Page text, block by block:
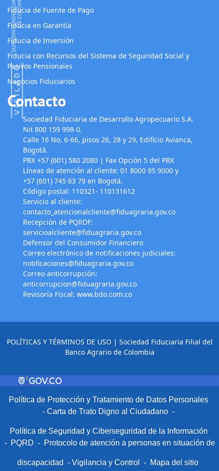
Fiducia de Fuente de Pago
Fiducia en Garantía
Fiducia de Inversión
Fiducia con Recursos del Sistema de Seguridad Social y
Pasivos Pensionales
Negocios Fiduciarios
Contacto
Sociedad Fiduciaria de Desarrollo Agropecuario S.A.
Nit 800 159 998-0.
Calle 16 No. 6-66, pisos 26, 28 y 29, Edificio Avianca,
Bogotá.
PBX +57 (601) 580 2080 | Fax Opción 5 del PBX
Líneas de atención al cliente: 01 8000 95 9000 y
+57 (601) 745 63 79 en Bogotá.
Código postal: 110321- 110131612
Servicio al cliente:
contacto_atencionalcliente@fiduagraria.gov.co
Recepción de PQRDF:
servicioalcliente@fiduagraria.gov.co
Defensor del Consumidor Financiero
Correo electrónico de notificaciones judiciales:
notificaciones@fiduagraria.gov.co
Correo anticorrupción:
anticorrupcion@fiduagraria.gov.co
Revisoría Fiscal: www.bdo.com.co
POLÍTICAS Y TÉRMINOS DE USO | Sociedad Fiduciaria Filial del
Banco Agrario de Colombia
Política de Protección y Tratamiento de Datos Personales
- Carta de Trato Digno al Ciudadano -
Política de Seguridad y Ciberseguridad de la Información
- PQRD - Protocolo de atención a personas en situación de
discapacidad - Vigilancia y Control - Mapa del sitio